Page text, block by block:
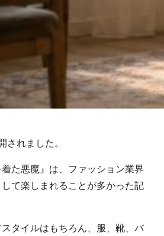
れました。
た悪魔』は、ファッション業界
て楽しまれることが多かった記
タイルはもちろん、服、靴、バ